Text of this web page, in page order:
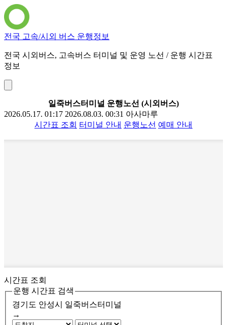
전국 고속/시외 버스 운행정보
전국 시외버스, 고속버스 터미널 및 운영 노선 / 운행 시간표
정보
일죽버스터미널 운행노선 (시외버스)
2026.05.17. 01:17 2026.08.03. 00:31 아사마루
시간표 조회 터미널 안내 운행노선 예매 안내
시간표 조회
운행 시간표 검색
경기도 안성시
일죽버스터미널
→